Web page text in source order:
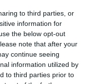
to third parties, or
information for
the below opt-out
note that after your
continue seeing
information utilized by
to third parties prior to
ΨΥΧΟΓΙΟΣ